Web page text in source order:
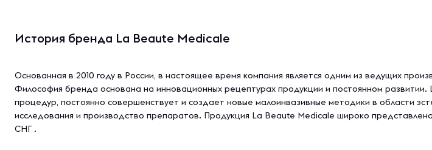
История бренда La Beaute Medicale
Основанная в 2010 году в России, в настоящее время компания является одним из ведущих
Философия бренда основана на инновационных рецептурах продукции и постоянном
процедур, постоянно совершенствует и создает новые малоинвазивные методики в области
исследования и производство препаратов. Продукция La Beaute Medicale широко
СНГ .